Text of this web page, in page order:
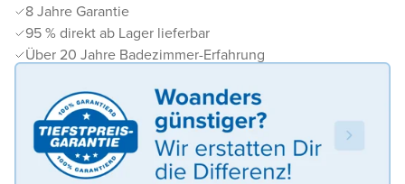
8 Jahre Garantie
95 % direkt ab Lager lieferbar
Über 20 Jahre Badezimmer-Erfahrung